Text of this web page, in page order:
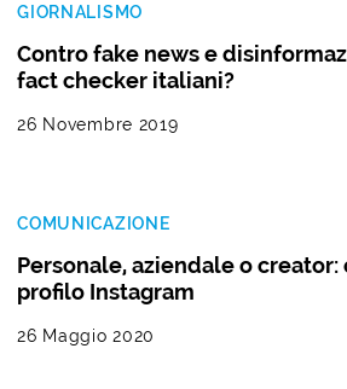
GIORNALISMO
Contro fake news e
fact checker italiani?
26 Novembre 2019
COMUNICAZIONE
Personale, aziendale o
profilo Instagram
26 Maggio 2020